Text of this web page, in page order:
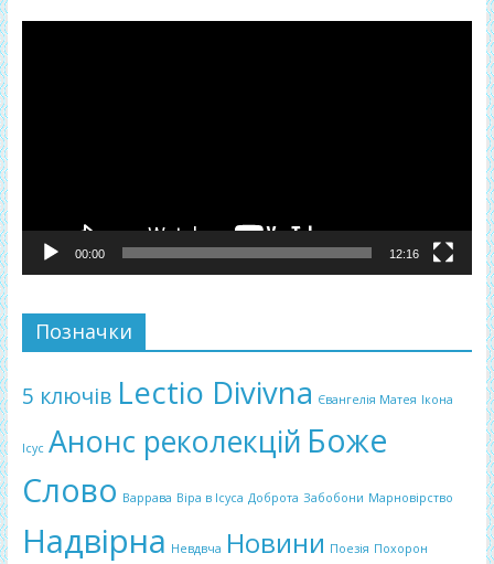
00:00 12:16
Позначки
5 ключів Lectio Divivna Євангелія Матея Ікона
Ісус Анонс реколекцій Боже
Слово Варрава Віра в Ісуса Доброта Забобони Марновірство
Надвірна Невдвча Новини Поезія Похорон